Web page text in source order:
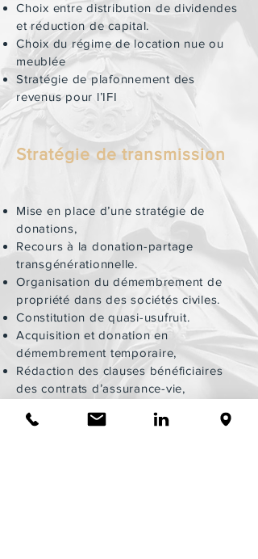
Choix entre distribution de dividendes
et réduction de capital.
Choix du régime de location nue ou
meublée
Stratégie de plafonnement des
revenus pour l’IFI
Stratégie de transmission
Mise en place d’une stratégie de
donations,
Recours à la donation-partage
transgénérationnelle.
Organisation du démembrement de
propriété dans des sociétés civiles.
Constitution de quasi-usufruit.
Acquisition et donation en
démembrement temporaire,
Rédaction des clauses bénéficiaires
des contrats d’assurance-vie,
juridiques, fiscales et administratives